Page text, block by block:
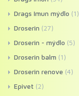
Drags Imun mýdlo (1)
Droserin (27)
Droserin - mýdlo (5)
Droserin balm (1)
Droserin renove (4)
Epivet (2)